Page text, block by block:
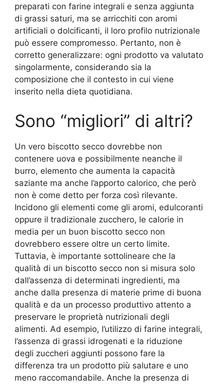
preparati con farine integrali e senza aggiunta
di grassi saturi, ma se arricchiti con aromi
artificiali o dolcificanti, il loro profilo nutrizionale
può essere compromesso. Pertanto, non è
corretto generalizzare: ogni prodotto va valutato
singolarmente, considerando sia la
composizione che il contesto in cui viene
inserito nella dieta quotidiana.
Sono “migliori” di altri?
Un vero biscotto secco dovrebbe non
contenere uova e possibilmente neanche il
burro, elemento che aumenta la capacità
saziante ma anche l’apporto calorico, che però
non è come detto per forza così rilevante.
Incidono gli elementi come gli aromi, edulcoranti
oppure il tradizionale zucchero, le calorie in
media per un buon biscotto secco non
dovrebbero essere oltre un certo limite.
Tuttavia, è importante sottolineare che la
qualità di un biscotto secco non si misura solo
dall’assenza di determinati ingredienti, ma
anche dalla presenza di materie prime di buona
qualità e da un processo produttivo attento a
preservare le proprietà nutrizionali degli
alimenti. Ad esempio, l’utilizzo di farine integrali,
l’assenza di grassi idrogenati e la riduzione
degli zuccheri aggiunti possono fare la
differenza tra un prodotto più salutare e uno
meno raccomandabile. Anche la presenza di